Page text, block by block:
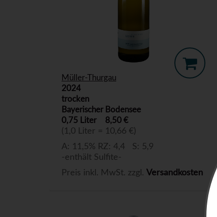
Müller-Thurgau
2024
trocken
Bayerischer Bodensee
0,75 Liter
8,50 €
(1,0 Liter = 10,66 €)
A: 11,5% RZ: 4,4 S: 5,9
-enthält Sulfite-
Preis inkl. MwSt. zzgl. Versandkosten